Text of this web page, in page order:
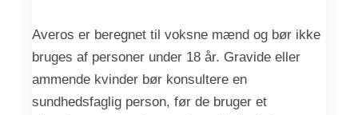
Averos er beregnet til voksne mænd og bør ikke
bruges af personer under 18 år. Gravide eller
ammende kvinder bør konsultere en
sundhedsfaglig person, før de bruger et